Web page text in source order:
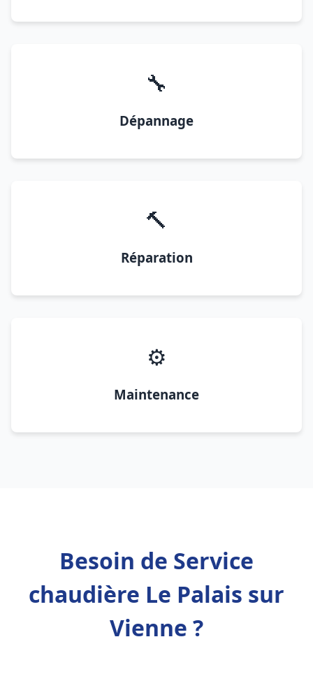
🔧
Dépannage
🔨
Réparation
⚙️
Maintenance
Besoin de Service
chaudière Le Palais sur
Vienne ?